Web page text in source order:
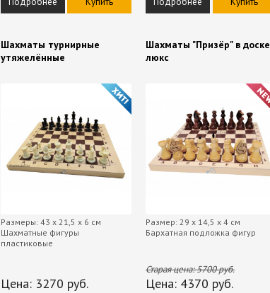
Шахматы турнирные
утяжелённые
Размеры: 43 х 21,5 х 6 см
Шахматные фигуры
пластиковые
Цена: 3270 руб.
Шахматы "Призёр" в доске
люкс
Размер: 29 х 14,5 х 4 см
Бархатная подложка фигур
Старая цена:5700руб.
Цена: 4370 руб.